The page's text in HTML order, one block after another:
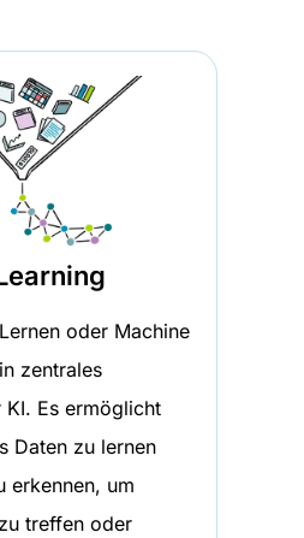
oder Machine
zentrales
Es ermöglicht
Daten zu lernen
erkennen, um
treffen oder